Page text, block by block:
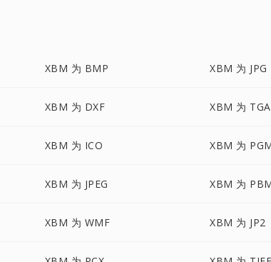
XBM 为 BMP XBM 为 JPG
XBM 为 DXF XBM 为 TGA
XBM 为 ICO XBM 为
XBM 为 JPEG XBM 为
XBM 为 WMF XBM 为 JP2